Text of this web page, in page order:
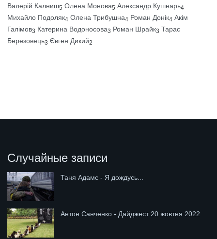
Валерій Калниш5 Олена Монова5 Александр Кушнарь4
Михайло Подоляк4 Олена Трибушна4 Роман Донік4 Акім
Галімов3 Катерина Водоносова3 Роман Шрайк3 Тарас
Березовець3 Євген Дикий2
Случайные записи
Таня Адамс - Я дождусь...
Антон Санченко - Дайджест 20 жовтня 2022